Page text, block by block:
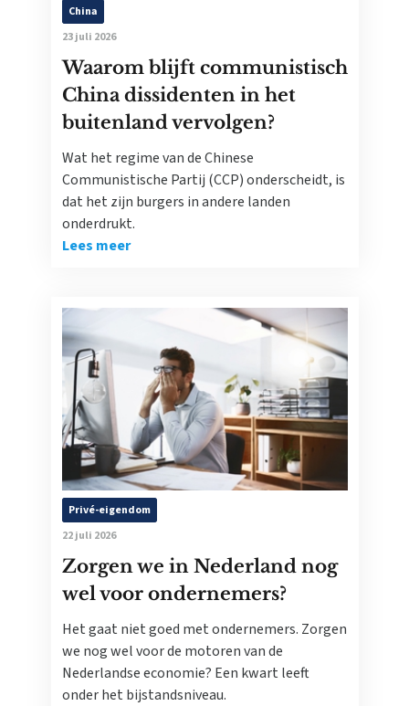
China
23 juli 2026
Waarom blijft communistisch
China dissidenten in het
buitenland vervolgen?
Wat het regime van de Chinese
Communistische Partij (CCP) onderscheidt, is
dat het zijn burgers in andere landen
onderdrukt.
Lees meer
Privé-eigendom
22 juli 2026
Zorgen we in Nederland nog
wel voor ondernemers?
Het gaat niet goed met ondernemers. Zorgen
we nog wel voor de motoren van de
Nederlandse economie? Een kwart leeft
onder het bijstandsniveau.